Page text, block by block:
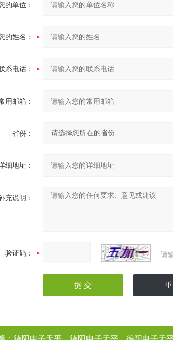
的单位：
的姓名：
系电话：
用邮箱：
省份：
细地址：
充说明：
验证码： 请